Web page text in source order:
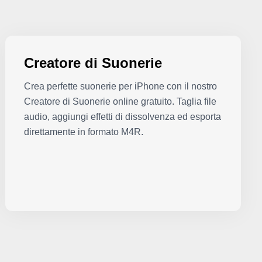
Creatore di Suonerie
Crea perfette suonerie per iPhone con il nostro
Creatore di Suonerie online gratuito. Taglia file
audio, aggiungi effetti di dissolvenza ed esporta
direttamente in formato M4R.